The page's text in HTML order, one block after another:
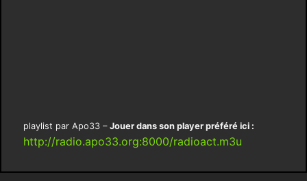
playlist par Apo33 – Jouer dans son player préféré ici :
http://radio.apo33.org:8000/radioact.m3u